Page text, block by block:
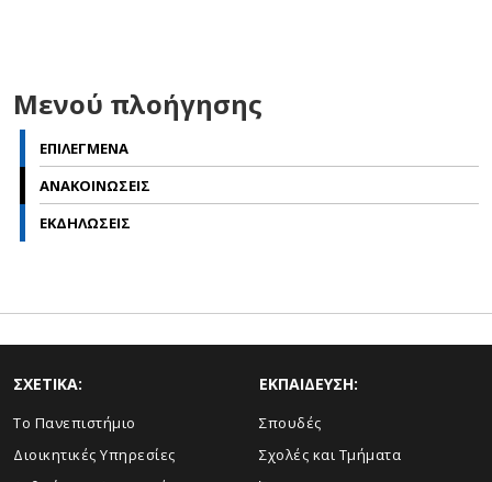
Μενού πλοήγησης
ΕΠΙΛΕΓΜΕΝΑ
ΑΝΑΚΟΙΝΩΣΕΙΣ
ΕΚΔΗΛΩΣΕΙΣ
ΣΧΕΤΙΚΑ:
Το Πανεπιστήμιο
Διοικητικές Υπηρεσίες
ΕΚΠΑΙΔΕΥΣΗ:
Σπουδές
Σχολές και Τμήματα